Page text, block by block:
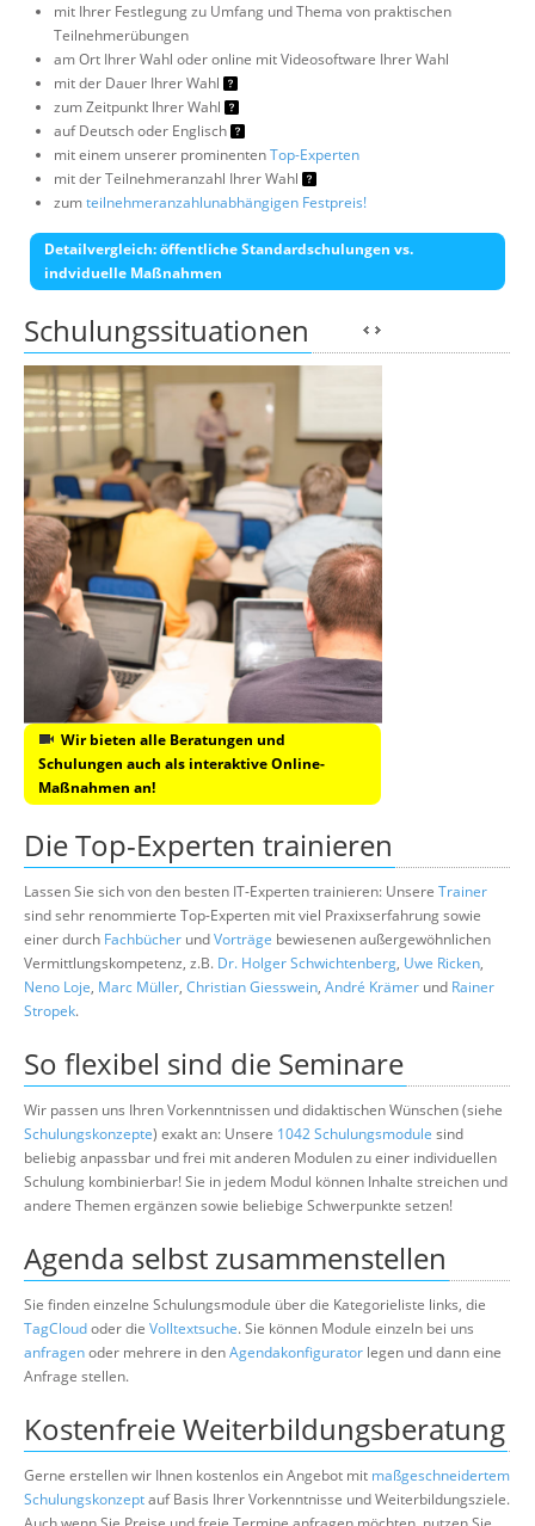
mit Ihrer Festlegung zu Umfang und Thema von praktischen
Teilnehmerübungen
am Ort Ihrer Wahl oder online mit Videosoftware Ihrer Wahl
mit der Dauer Ihrer Wahl
zum Zeitpunkt Ihrer Wahl
auf Deutsch oder Englisch
mit einem unserer prominentenTop-Experten
mit der Teilnehmeranzahl Ihrer Wahl
zumteilnehmeranzahlunabhängigen Festpreis!
Detailvergleich: öffentliche Standardschulungen vs.
indviduelle Maßnahmen
Schulungssituationen
Wir bieten alle Beratungen und
Schulungen auch als interaktive Online-
Maßnahmen an!
Die Top-Experten trainieren
Lassen Sie sich von den besten IT-Experten trainieren: Unsere Trainer
sind sehr renommierte Top-Experten mit viel Praxixserfahrung sowie
einer durch Fachbücher undVorträge bewiesenen außergewöhnlichen
Vermittlungskompetenz, z.B. Dr. Holger Schwichtenberg, Uwe Ricken,
Neno Loje, Marc Müller, Christian Giesswein, André Krämer und Rainer
Stropek.
So flexibel sind die Seminare
Wir passen uns Ihren Vorkenntnissen und didaktischen Wünschen (siehe
Schulungskonzepte) exakt an: Unsere 1042 Schulungsmodule sind
beliebig anpassbar und frei mit anderen Modulen zu einer individuellen
Schulung kombinierbar! Sie in jedem Modul können Inhalte streichen und
andere Themen ergänzen sowie beliebige Schwerpunkte setzen!
Agenda selbst zusammenstellen
Sie finden einzelne Schulungsmodule über die Kategorieliste links, die
TagCloudoder die Volltextsuche. Sie können Module einzeln bei uns
anfragenoder mehrere in denAgendakonfigurator legen und dann eine
Anfrage stellen.
Kostenfreie Weiterbildungsberatung
Gerne erstellen wir Ihnen kostenlos ein Angebot mit maßgeschneidertem
Schulungskonzeptauf Basis Ihrer Vorkenntnisse und Weiterbildungsziele.